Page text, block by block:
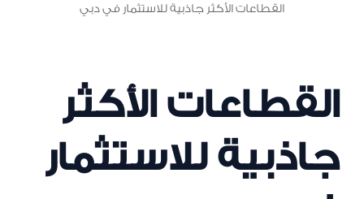
القطاعات الأكثر جاذبية للاستثمار في دبي
القطاعات الأكثر
جاذبية للاستثمار